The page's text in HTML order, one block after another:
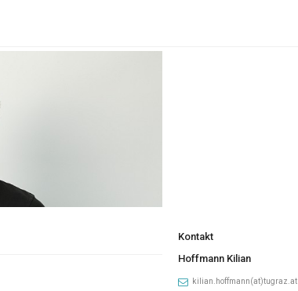
Kontakt
Hoffmann Kilian
kilian.hoffmann(at)tugraz.at